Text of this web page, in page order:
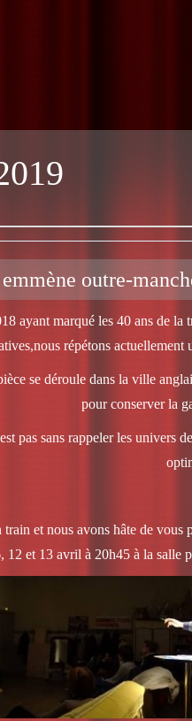
outre-
ayant marqué les 40 ans de
répétons
se déroule dans la ville
pour conserver la
pas sans rappeler les
et nous avons hâte de vous
12 et 13 avril à 20h45 à la salle